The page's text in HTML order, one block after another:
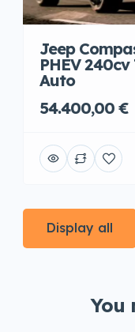
Jeep
PHEV
Auto
54.400,00 €
Display all
You